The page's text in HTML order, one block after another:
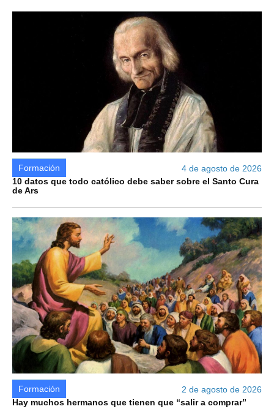
Formación
4 de agosto de 2026
10 datos que todo católico debe saber sobre el Santo Cura
de Ars
Formación
2 de agosto de 2026
Hay muchos hermanos que tienen que “salir a comprar”